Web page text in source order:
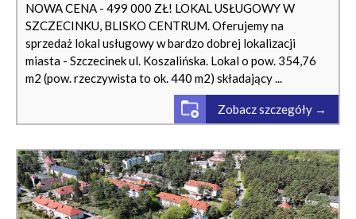
NOWA CENA - 499 000 ZŁ! LOKAL USŁUGOWY W
SZCZECINKU, BLISKO CENTRUM. Oferujemy na
sprzedaż lokal usługowy w bardzo dobrej lokalizacji
miasta - Szczecinek ul. Koszalińska. Lokal o pow. 354,76
m2 (pow. rzeczywista to ok. 440 m2) składający ...
Zobacz szczegóły →